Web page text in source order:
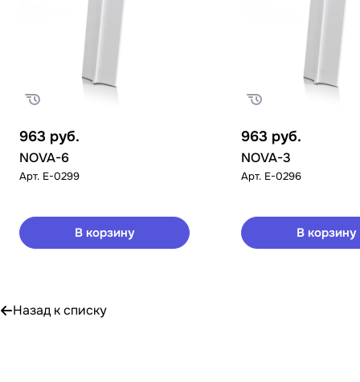
963 руб.
NOVA-6
Арт. E-0299
В корзину
963 руб.
NOVA-3
Арт. E-0296
В корзину
Назад к списку